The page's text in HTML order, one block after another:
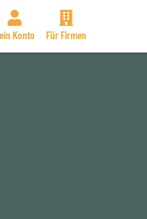
Konto Für Firmen